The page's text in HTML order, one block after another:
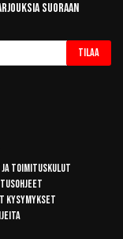
suoraan
Tilaa
ja toimituskulut
kysymykset